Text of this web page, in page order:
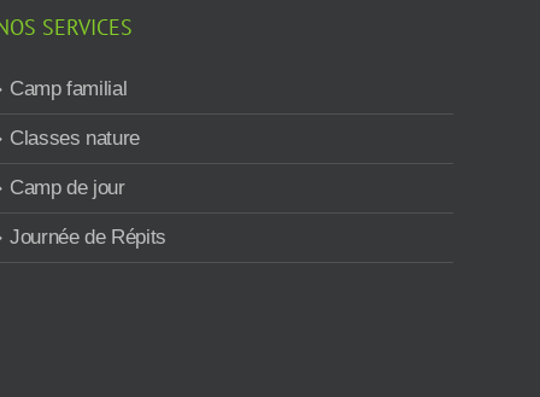
SERVICES
Camp familial
Classes nature
Camp de jour
Journée de Répits